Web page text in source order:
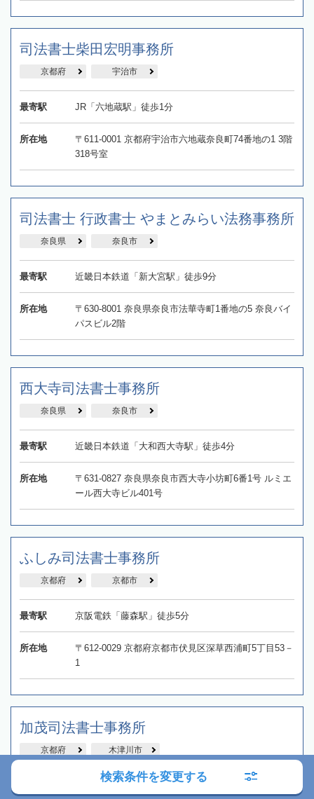
司法書士柴田宏明事務所
京都府 宇治市
最寄駅 JR「六地蔵駅」徒歩1分
所在地
〒611-0001 京都府宇治市六地蔵奈良町74番地の1 3階
318号室
司法書士 行政書士 やまとみらい法務事務所
奈良県 奈良市
最寄駅 近畿日本鉄道「新大宮駅」徒歩9分
所在地
〒630-8001 奈良県奈良市法華寺町1番地の5 奈良バイ
パスビル2階
西大寺司法書士事務所
奈良県 奈良市
最寄駅 近畿日本鉄道「大和西大寺駅」徒歩4分
所在地
〒631-0827 奈良県奈良市西大寺小坊町6番1号 ルミエ
ール西大寺ビル401号
ふしみ司法書士事務所
京都府 京都市
最寄駅 京阪電鉄「藤森駅」徒歩5分
所在地
〒612-0029 京都府京都市伏見区深草西浦町5丁目53－
1
加茂司法書士事務所
京都府 木津川市
JR「加茂駅」徒歩2分
検索条件を変更する